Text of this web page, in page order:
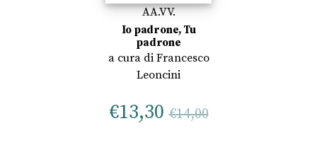
AA.VV.
Io padrone, Tu
padrone
a cura di Francesco
Leoncini
€13,30 €14,00